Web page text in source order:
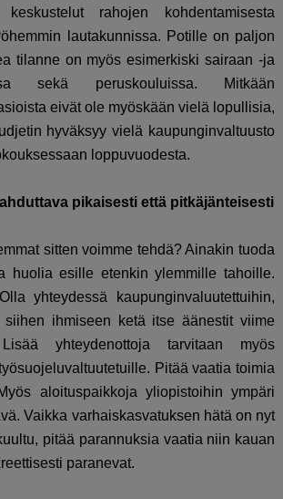
rahojen kohdentamisesta
lautakunnissa. Potille on paljon
tilanne on myös esimerkiski sairaan -ja
sekä peruskouluissa.
Mitkään
eivät ole myöskään vielä lopullisia,
hyväksyy vielä kaupunginvaltuusto
loppuvuodesta.
pikaisesti että pitkäjänteisesti
sitten voimme tehdä? Ainakin tuoda
huolia esille etenkin ylemmille tahoille.
yhteydessä kaupunginvaluutettuihin,
siihen ihmiseen ketä itse äänestit viime
Lisää yhteydenottoja tarvitaan myös
Pitää vaatia toimia
aloituspaikkoja yliopistoihin ympäri
Vaikka varhaiskasvatuksen hätä on nyt
pitää parannuksia vaatia niin kauan
paranevat.